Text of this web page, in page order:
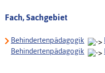
Fach, Sachgebiet
Behindertenpädagogik
Behindertenpädagogik